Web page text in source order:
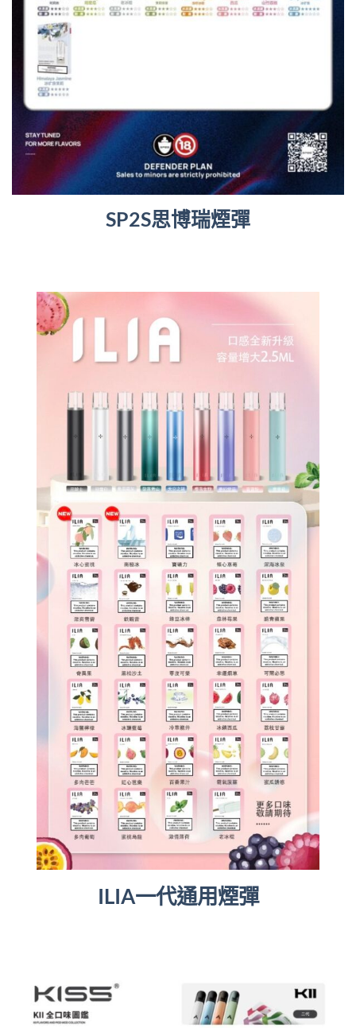
SP2S思博瑞煙彈
ILIA一代通用煙彈